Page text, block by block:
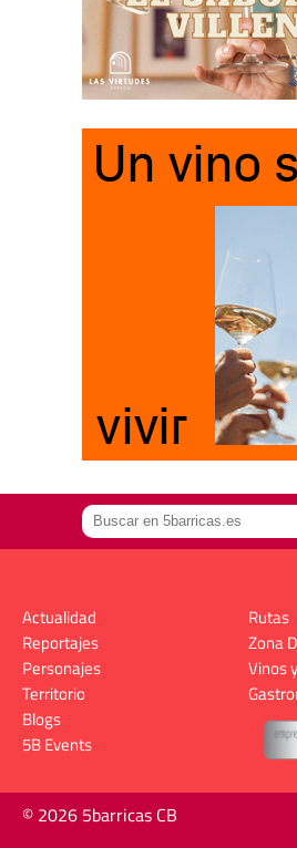
Actualidad
Reportajes
Personajes
Territorio
Rutas
Zona
Vinos
Blogs
5B Events
© 2026 5barricas CB